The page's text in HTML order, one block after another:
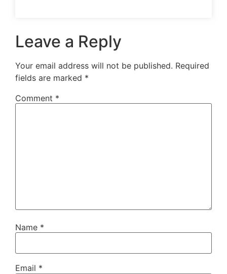
Leave a Reply
Your email address will not be published. Required
fields are marked *
Comment *
Name *
Email *